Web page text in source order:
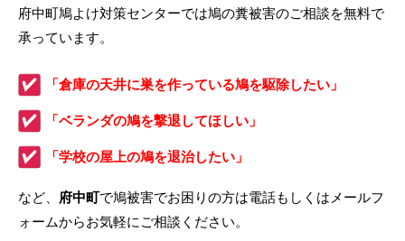
府中町鳩よけ対策センターでは鳩の糞被害のご相談を無料で
承っています。
「倉庫の天井に巣を作っている鳩を駆除したい」
「ベランダの鳩を撃退してほしい」
「学校の屋上の鳩を退治したい」
など、 府中町で鳩被害でお困りの方は電話もしくはメールフ
ォームからお気軽にご相談ください。